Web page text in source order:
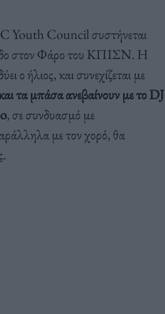
Youth Council συστήνεται
στον Φάρο του ΚΠΙΣΝ. Η
ο ήλιος, και συνεχίζεται με
τα μπάσα ανεβαίνουν με το DJ
, σε συνδυασμό με
με τον χορό, θα